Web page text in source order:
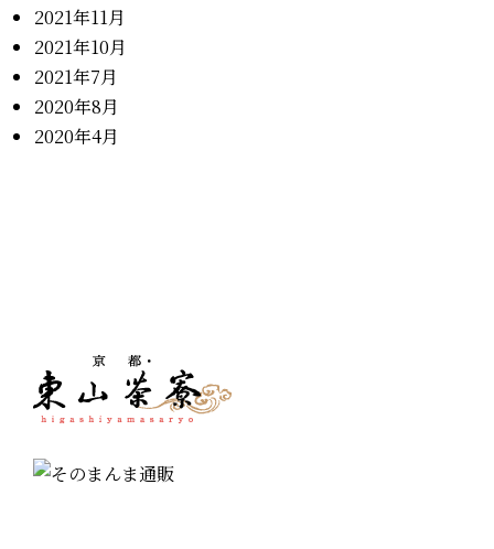
2021年11月
2021年10月
2021年7月
2020年8月
2020年4月